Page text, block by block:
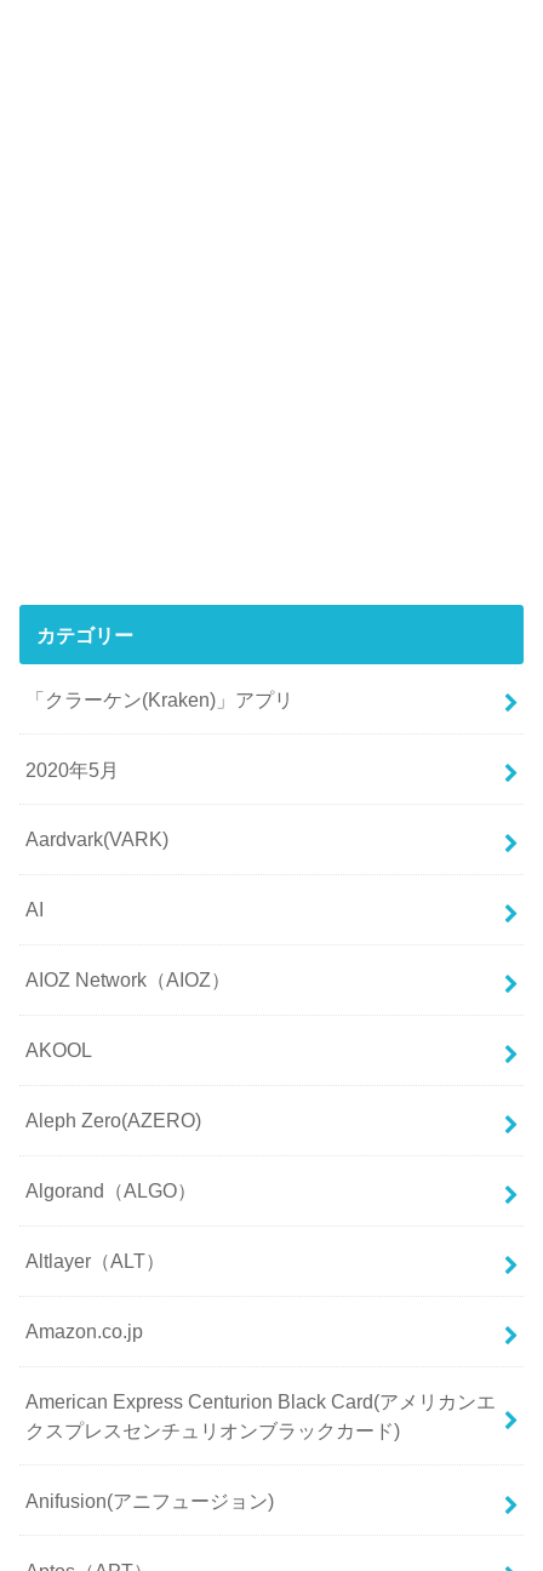
カテゴリー
「クラーケン(Kraken)」アプリ
2020年5月
Aardvark(VARK)
AI
AIOZ Network（AIOZ）
AKOOL
Aleph Zero(AZERO)
Algorand（ALGO）
Altlayer（ALT）
Amazon.co.jp
American Express Centurion Black Card(アメリカンエ
クスプレスセンチュリオンブラックカード)
Anifusion(アニフュージョン)